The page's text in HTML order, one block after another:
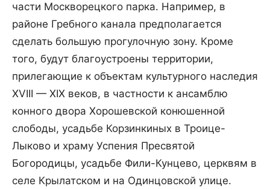
части Москворецкого парка. Например, в
районе Гребного канала предполагается
сделать большую прогулочную зону. Кроме
того, будут благоустроены территории,
прилегающие к объектам культурного наследия
XVIII — XIX веков, в частности к ансамблю
конного двора Хорошевской конюшенной
слободы, усадьбе Корзинкиных в Троице-
Лыково и храму Успения Пресвятой
Богородицы, усадьбе Фили-Кунцево, церквям в
селе Крылатском и на Одинцовской улице.